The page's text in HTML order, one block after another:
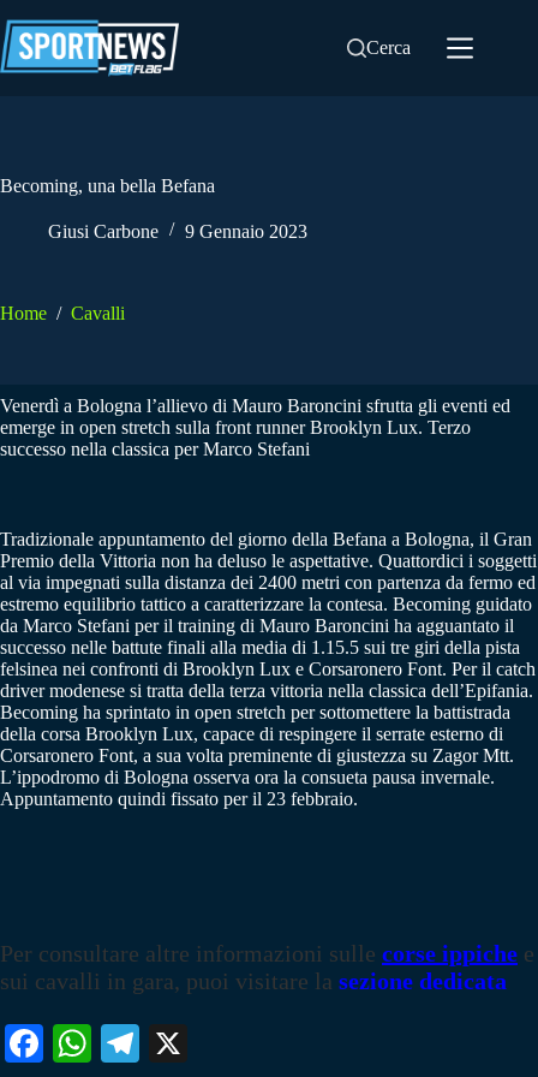
al
contenuto
Cerca
Becoming, una bella Befana
Giusi Carbone 9 Gennaio 2023
Home / Cavalli
Venerdì a Bologna l’allievo di Mauro Baroncini sfrutta gli eventi ed
emerge in open stretch sulla front runner Brooklyn Lux. Terzo
successo nella classica per Marco Stefani
Tradizionale appuntamento del giorno della Befana a Bologna, il Gran
Premio della Vittoria non ha deluso le aspettative. Quattordici i soggetti
al via impegnati sulla distanza dei 2400 metri con partenza da fermo ed
estremo equilibrio tattico a caratterizzare la contesa. Becoming guidato
da Marco Stefani per il training di Mauro Baroncini ha agguantato il
successo nelle battute finali alla media di 1.15.5 sui tre giri della pista
felsinea nei confronti di Brooklyn Lux e Corsaronero Font. Per il catch
driver modenese si tratta della terza vittoria nella classica dell’Epifania.
Becoming ha sprintato in open stretch per sottomettere la battistrada
della corsa Brooklyn Lux, capace di respingere il serrate esterno di
Corsaronero Font, a sua volta preminente di giustezza su Zagor Mtt.
L’ippodromo di Bologna osserva ora la consueta pausa invernale.
Appuntamento quindi fissato per il 23 febbraio.
Per consultare altre informazioni sulle corse ippiche e
sui cavalli in gara, puoi visitare la sezione dedicata
Fa W
Te